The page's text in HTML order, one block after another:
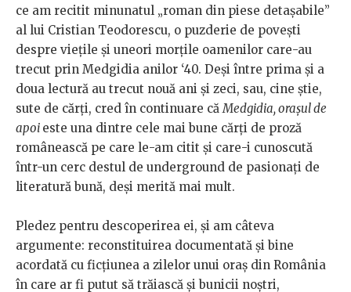
ce am recitit minunatul „roman din piese detașabile”
al lui Cristian Teodorescu, o puzderie de povești
despre viețile și uneori morțile oamenilor care-au
trecut prin Medgidia anilor ‘40. Deși între prima și a
doua lectură au trecut nouă ani și zeci, sau, cine știe,
sute de cărți, cred în continuare căMedgidia, orașul de
apoi este una dintre cele mai bune cărți de proză
românească pe care le-am citit și care-i cunoscută
într-un cerc destul de underground de pasionați de
literatură bună, deși merită mai mult.
Pledez pentru descoperirea ei, și am câteva
argumente: reconstituirea documentată și bine
acordată cu ficțiunea a zilelor unui oraș din România
în care ar fi putut să trăiască și bunicii noștri,